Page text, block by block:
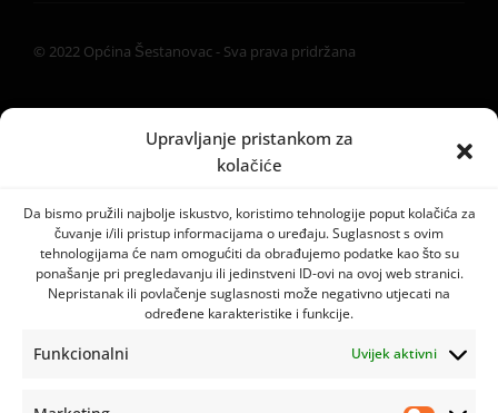
Upravljanje pristankom za
kolačiće
Da bismo pružili najbolje iskustvo, koristimo tehnologije poput kolačića za
čuvanje i/ili pristup informacijama o uređaju. Suglasnost s ovim
tehnologijama će nam omogućiti da obrađujemo podatke kao što su
ponašanje pri pregledavanju ili jedinstveni ID-ovi na ovoj web stranici.
Nepristanak ili povlačenje suglasnosti može negativno utjecati na
određene karakteristike i funkcije.
Funkcionalni Uvijek aktivni
© 2022 Općina Šestanovac - Sva prava pridržana